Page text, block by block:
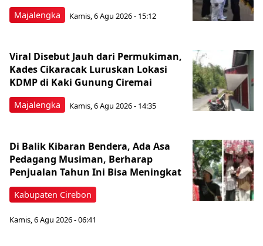
Majalengka Kamis, 6 Agu 2026 - 15:12
Majalengka
Viral Disebut Jauh dari Permukiman,
Kades Cikaracak Luruskan Lokasi
KDMP di Kaki Gunung Ciremai
Kamis, 6 Agu 2026 - 14:35
Kabupaten Cirebon
Di Balik Kibaran Bendera, Ada Asa
Pedagang Musiman, Berharap
Penjualan Tahun Ini Bisa Meningkat
Kamis, 6 Agu 2026 - 06:41